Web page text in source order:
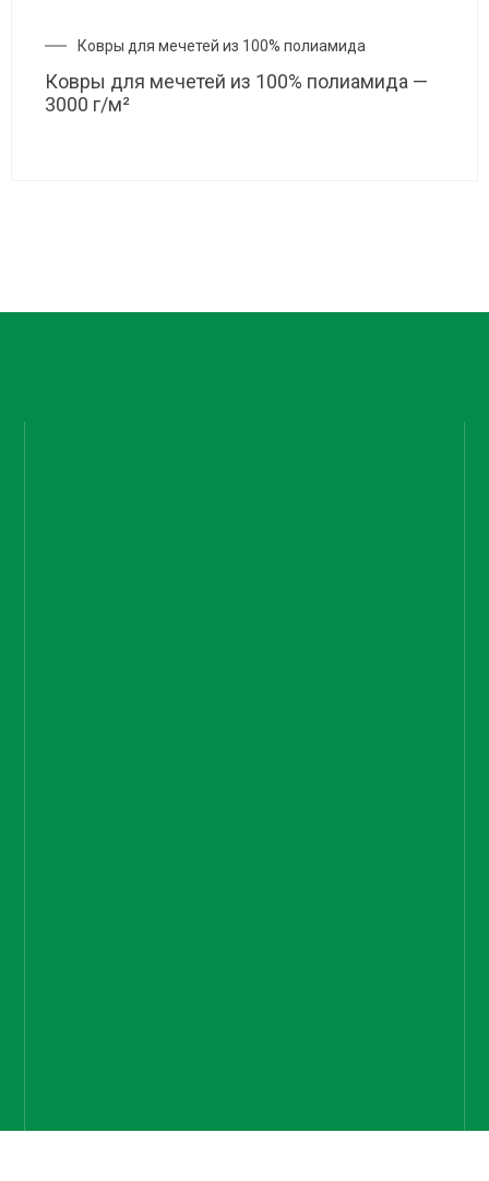
Ковры для мечетей из 100% полиамида
Ковры для мечетей из 100% полиамида —
3000 г/м²